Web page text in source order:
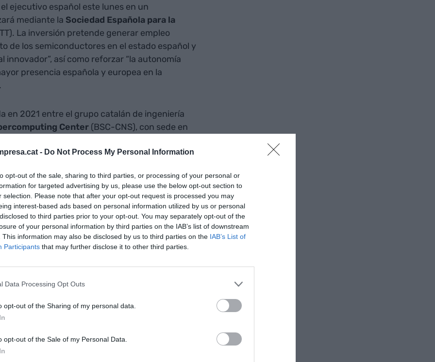
- Do Not Process My Personal Information
opt-out of the sale, sharing to third parties, or processing of your personal or
for targeted advertising by us, please use the below opt-out section to
selection. Please note that after your opt-out request is processed you may
interest-based ads based on personal information utilized by us or personal
to third parties prior to your opt-out. You may separately opt-out of the
of your personal information by third parties on the IAB’s list of downstream
This information may also be disclosed by us to third parties on the IAB’s List of
Participants that may further disclose it to other third parties.
Data Processing Opt Outs
opt-out of the Sharing of my personal data.
opt-out of the Sale of my Personal Data.
ejecutivo español este lunes en un
mediante la Sociedad Española para la
La inversión pretende generar empleo
de los semiconductores en el estado español y
innovador”, así como reforzar “la autonomía
presencia española y europea en la
en 2021 entre el grupo catalán de ingeniería
Center(BSC-CNS), con sede en
trabajadores, la compañía desarrolla chips
eficiencia energética superior a otras
según explica el gobierno español, permiten
centros de datos que los incorporan.
en el
el
adquirir el
de la
procedentes del Plan de Recuperación,
es impulsar la financiación de empresas
crecimiento en el ámbitodeep tech
el